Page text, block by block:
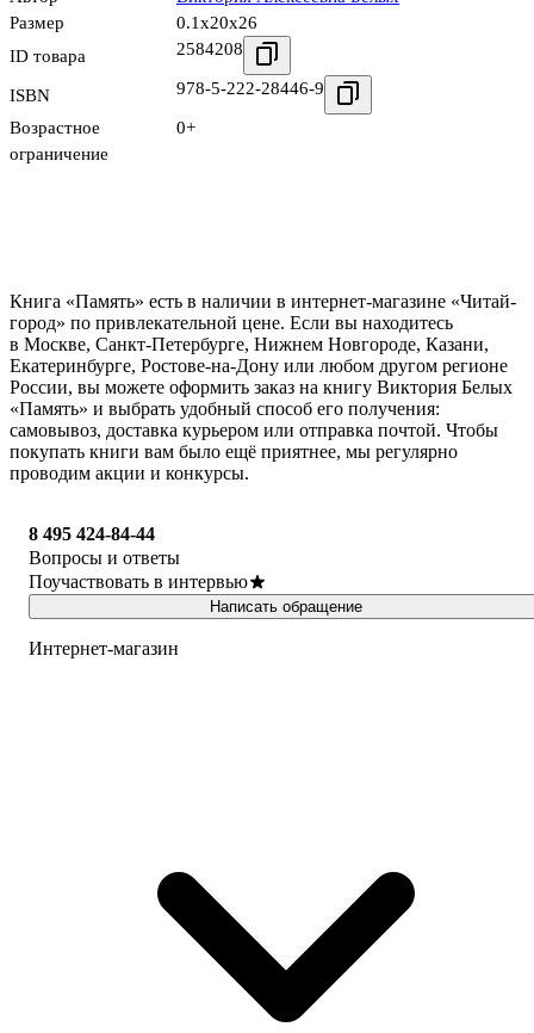
Размер
0.1x20x26
ID товара
2584208
ISBN 978-5-222-28446-9
Возрастное
ограничение
0+
Книга «Память» есть в наличии в интернет-магазине «Читай-
город» по привлекательной цене. Если вы находитесь
в Москве, Санкт-Петербурге, Нижнем Новгороде, Казани,
Екатеринбурге, Ростове-на-Дону или любом другом регионе
России, вы можете оформить заказ на книгу Виктория Белых
«Память» и выбрать удобный способ его получения:
самовывоз, доставка курьером или отправка почтой. Чтобы
покупать книги вам было ещё приятнее, мы регулярно
проводим акции и конкурсы.
8 495 424-84-44
Вопросы и ответы
Поучаствовать в интервью
Написать обращение
Интернет-магазин